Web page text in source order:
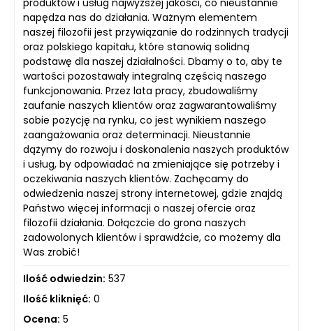
produktów i usług najwyższej jakości, co nieustannie
napędza nas do działania. Ważnym elementem
naszej filozofii jest przywiązanie do rodzinnych tradycji
oraz polskiego kapitału, które stanowią solidną
podstawę dla naszej działalności. Dbamy o to, aby te
wartości pozostawały integralną częścią naszego
funkcjonowania. Przez lata pracy, zbudowaliśmy
zaufanie naszych klientów oraz zagwarantowaliśmy
sobie pozycję na rynku, co jest wynikiem naszego
zaangażowania oraz determinacji. Nieustannie
dążymy do rozwoju i doskonalenia naszych produktów
i usług, by odpowiadać na zmieniające się potrzeby i
oczekiwania naszych klientów. Zachęcamy do
odwiedzenia naszej strony internetowej, gdzie znajdą
Państwo więcej informacji o naszej ofercie oraz
filozofii działania. Dołączcie do grona naszych
zadowolonych klientów i sprawdźcie, co możemy dla
Was zrobić!
Ilość odwiedzin: 537
Ilość kliknięć: 0
Ocena: 5